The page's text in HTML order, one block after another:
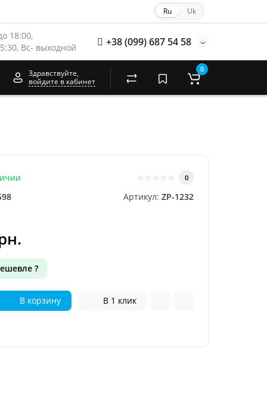
Ru Uk
18:00,
Вс- выходной
+38 (099) 687 54 58
Здравствуйте,
войдите в кабинет
0
0
Артикул: ZP-1232
?
В корзину В 1 клик